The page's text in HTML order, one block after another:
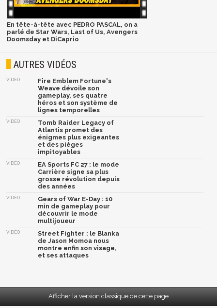
En tête-à-tête avec PEDRO PASCAL, on a
parlé de Star Wars, Last of Us, Avengers
Doomsday et DiCaprio
AUTRES VIDÉOS
VIDÉO
Fire Emblem Fortune's
Weave dévoile son
gameplay, ses quatre
héros et son système de
lignes temporelles
VIDÉO
Tomb Raider Legacy of
Atlantis promet des
énigmes plus exigeantes
et des pièges
impitoyables
VIDÉO
EA Sports FC 27 : le mode
Carrière signe sa plus
grosse révolution depuis
des années
VIDÉO
Gears of War E-Day : 10
min de gameplay pour
découvrir le mode
multijoueur
VIDÉO
Street Fighter : le Blanka
de Jason Momoa nous
montre enfin son visage,
et ses attaques
Afficher la version classique de cette page